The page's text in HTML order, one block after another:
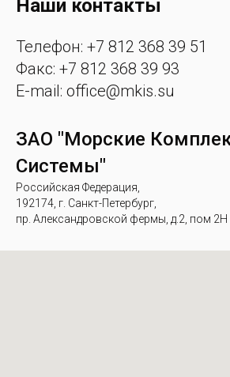
Наши контакты
Телефон: +7 812 368 39 51
Факс: +7 812 368 39 93
E-mail: office@mkis.su
ЗАО "Морские
Системы"
Российская Федерация,
192174, г. Санкт-Петербург,
пр. Александровской фермы, д.2, пом 2Н